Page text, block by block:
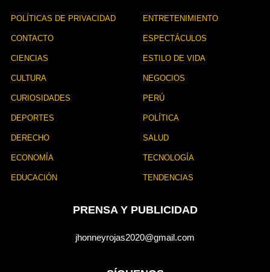
POLÍTICAS DE PRIVACIDAD
CONTACTO
CIENCIAS
CULTURA
CURIOSIDADES
DEPORTES
DERECHO
ECONOMÍA
EDUCACIÓN
ENTRETENIMIENTO
ESPECTÁCULOS
ESTILO DE VIDA
NEGOCIOS
PERÚ
POLÍTICA
SALUD
TECNOLOGÍA
TENDENCIAS
PRENSA Y PUBLICIDAD
jhonneyrojas2020@gmail.com